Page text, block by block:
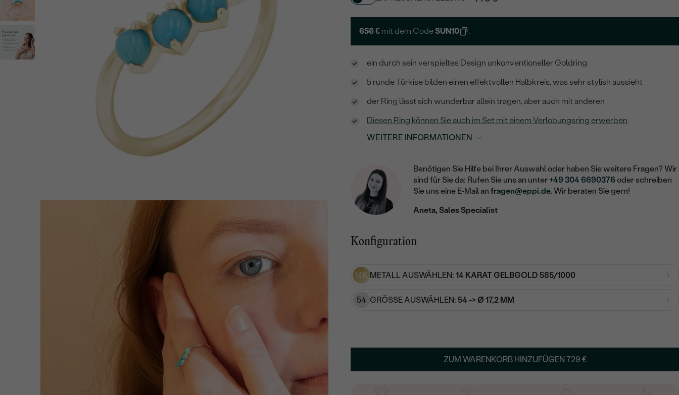
656 € mit dem CodeSUN10 .
ein durch sein verspieltes Design unkonventioneller Goldring
5 runde Türkise bilden einen effektvollen Halbkreis, was sehr stylish aussieht
der Ring lässt sich wunderbar allein tragen, aber auch mit anderen
Diesen Ring können Sie auch im Set mit einem Verlobungsring erwerben
WEITERE INFORMATIONEN
Benötigen Sie Hilfe bei Ihrer Auswahl oder haben Sie weitere Fragen? Wir
sind für Sie da: Rufen Sie uns an unter +49 304 6690376 oder schreiben
Sie uns eine E-Mail anfragen@eppi.de. Wir beraten Sie gern!
Aneta, Sales Specialist
Konfiguration
14K METALL AUSWÄHLEN: 14 KARAT GELBGOLD 585/1000
54 GRÖSSE AUSWÄHLEN: 54 -> Ø 17,2 MM
ZUM WARENKORB HINZUFÜGEN729 €